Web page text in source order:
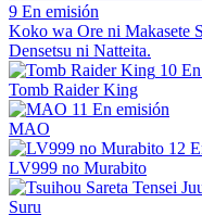
9 En emisión
Koko wa Ore ni Makasete
Densetsu ni Natteita.
10
Tomb Raider King
11 En emisión
MAO
12
LV999 no Murabito